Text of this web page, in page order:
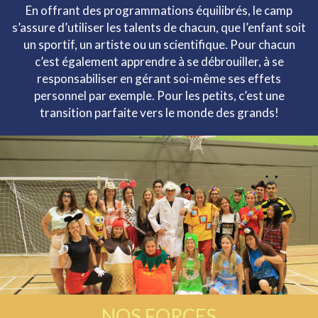
En offrant des programmations équilibrés, le camp
s’assure d’utiliser les talents de chacun, que l’enfant soit
un sportif, un artiste ou un scientifique. Pour chacun
c’est également apprendre à se débrouiller, à se
responsabiliser en gérant soi-même ses effets
personnel par exemple. Pour les petits, c’est une
transition parfaite vers le monde des grands!